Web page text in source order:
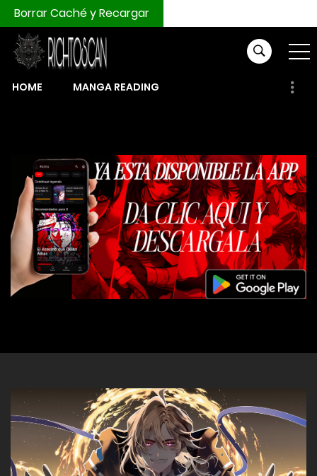
Borrar Caché y Recargar
HOME
MANGA READING